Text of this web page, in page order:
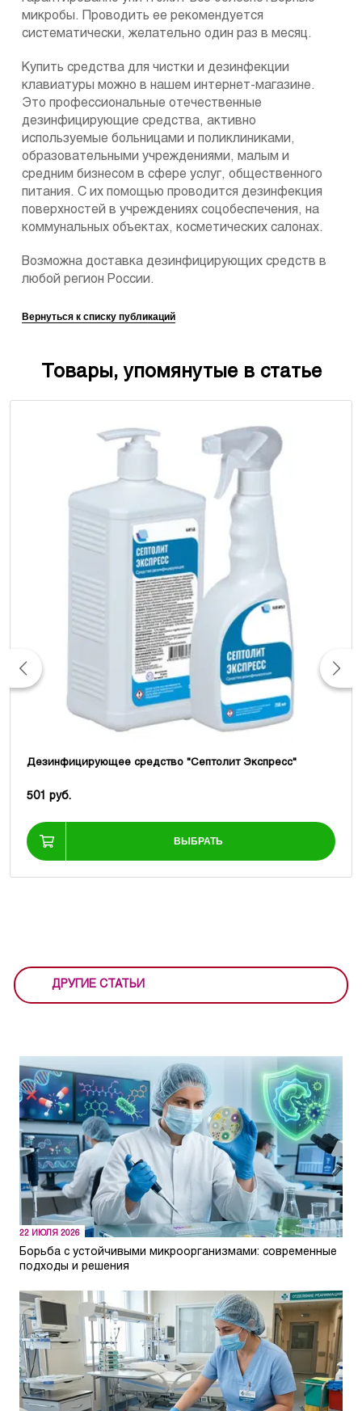
микробы. Проводить ее рекомендуется
систематически, желательно один раз в месяц.
Купить средства для чистки и дезинфекции
клавиатуры можно в нашем интернет-магазине.
Это профессиональные отечественные
дезинфицирующие средства, активно
используемые больницами и поликлиниками,
образовательными учреждениями, малым и
средним бизнесом в сфере услуг, общественного
питания. С их помощью проводится дезинфекция
поверхностей в учреждениях соцобеспечения, на
коммунальных объектах, косметических салонах.
Возможна доставка дезинфицирующих средств в
любой регион России.
Вернуться к списку публикаций
Товары, упомянутые в статье
Дезинфицирующее средство "Септолит Экспресс"
501 руб.
ВЫБРАТЬ
ДРУГИЕ СТАТЬИ
22 ИЮЛЯ 2026
Борьба с устойчивыми микроорганизмами: современные
подходы и решения